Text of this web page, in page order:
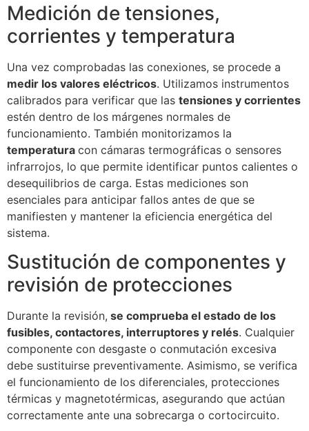
Medición de tensiones,
corrientes y temperatura
Una vez comprobadas las conexiones, se procede a
medir los valores eléctricos. Utilizamos instrumentos
calibrados para verificar que las tensiones y corrientes
estén dentro de los márgenes normales de
funcionamiento. También monitorizamos la
temperatura con cámaras termográficas o sensores
infrarrojos, lo que permite identificar puntos calientes o
desequilibrios de carga. Estas mediciones son
esenciales para anticipar fallos antes de que se
manifiesten y mantener la eficiencia energética del
sistema.
Sustitución de componentes y
revisión de protecciones
Durante la revisión, se comprueba el estado de los
fusibles, contactores, interruptores y relés. Cualquier
componente con desgaste o conmutación excesiva
debe sustituirse preventivamente. Asimismo, se verifica
el funcionamiento de los diferenciales, protecciones
térmicas y magnetotérmicas, asegurando que actúan
correctamente ante una sobrecarga o cortocircuito.